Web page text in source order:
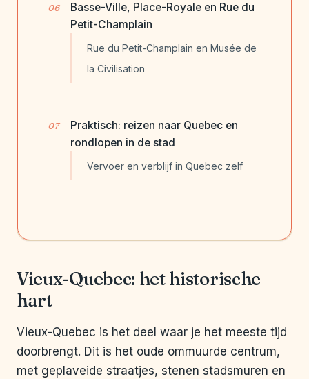
Basse-Ville, Place-Royale en Rue du
Petit-Champlain
Rue du Petit-Champlain en Musée de
la Civilisation
Praktisch: reizen naar Quebec en
rondlopen in de stad
Vervoer en verblijf in Quebec zelf
Vieux-Quebec: het historische
hart
Vieux-Quebec is het deel waar je het meeste tijd
doorbrengt. Dit is het oude ommuurde centrum,
met geplaveide straatjes, stenen stadsmuren en